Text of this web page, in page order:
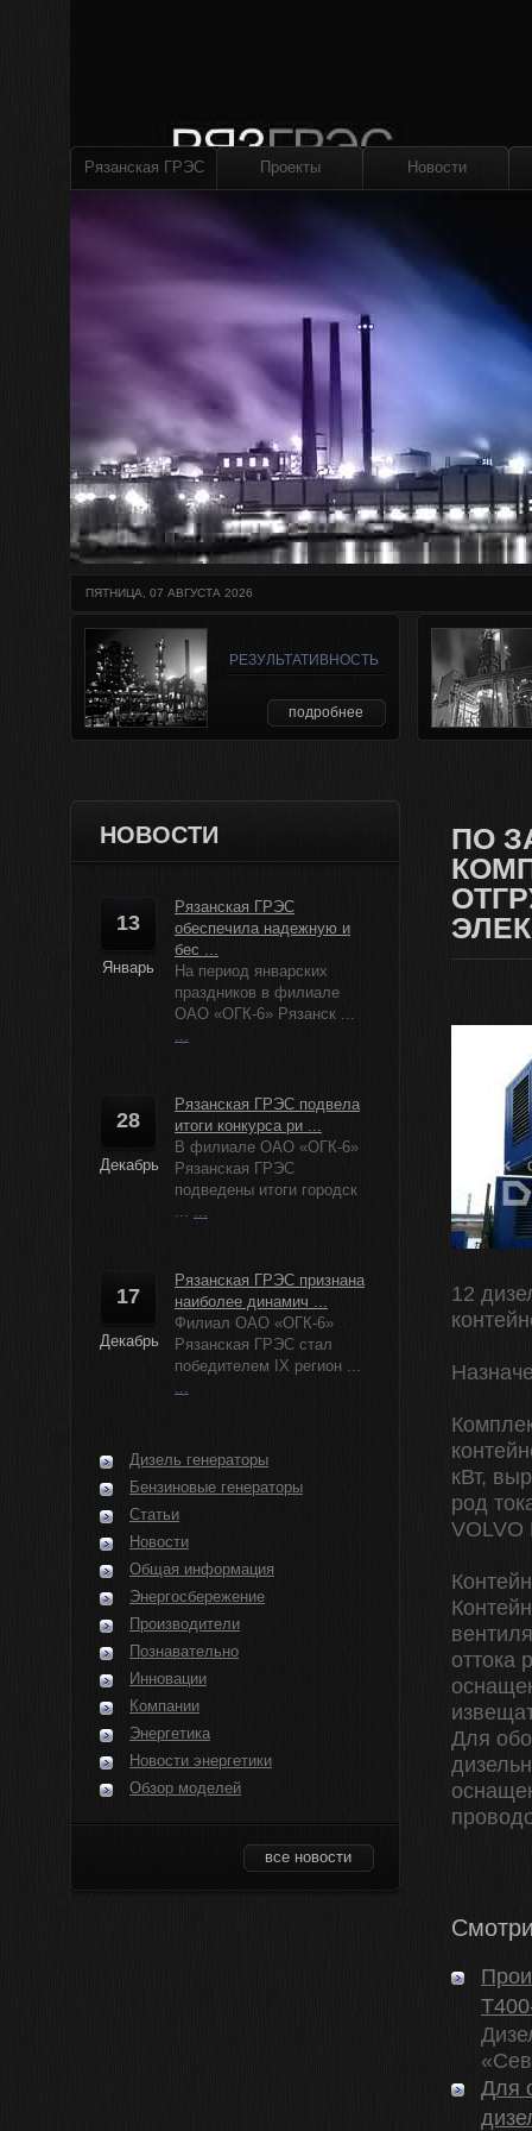
Рязанская ГРЭС Проекты Новости
ПЯТНИЦА, 07 АВГУСТА 2026
РЕЗУЛЬТАТИВНОСТЬ
подробнее
НОВОСТИ
13
Январь
Рязанская ГРЭС
обеспечила надежную и
бес ...
На период январских
праздников в филиале
ОАО «ОГК-6» Рязанск ...
...
28
Декабрь
Рязанская ГРЭС подвела
итоги конкурса ри ...
В филиале ОАО «ОГК-6»
Рязанская ГРЭС
подведены итоги городск
... ...
17
Декабрь
Рязанская ГРЭС признана
наиболее динамич ...
Филиал ОАО «ОГК-6»
Рязанская ГРЭС стал
победителем IX регион ...
...
Дизель генераторы
Бензиновые генераторы
Статьи
Новости
Общая информация
Энергосбережение
Производители
Познавательно
Инновации
Компании
Энергетика
Новости энергетики
Обзор моделей
все новости
ПО
12
кВт,
род
VOLVO
оттока
Для
Для